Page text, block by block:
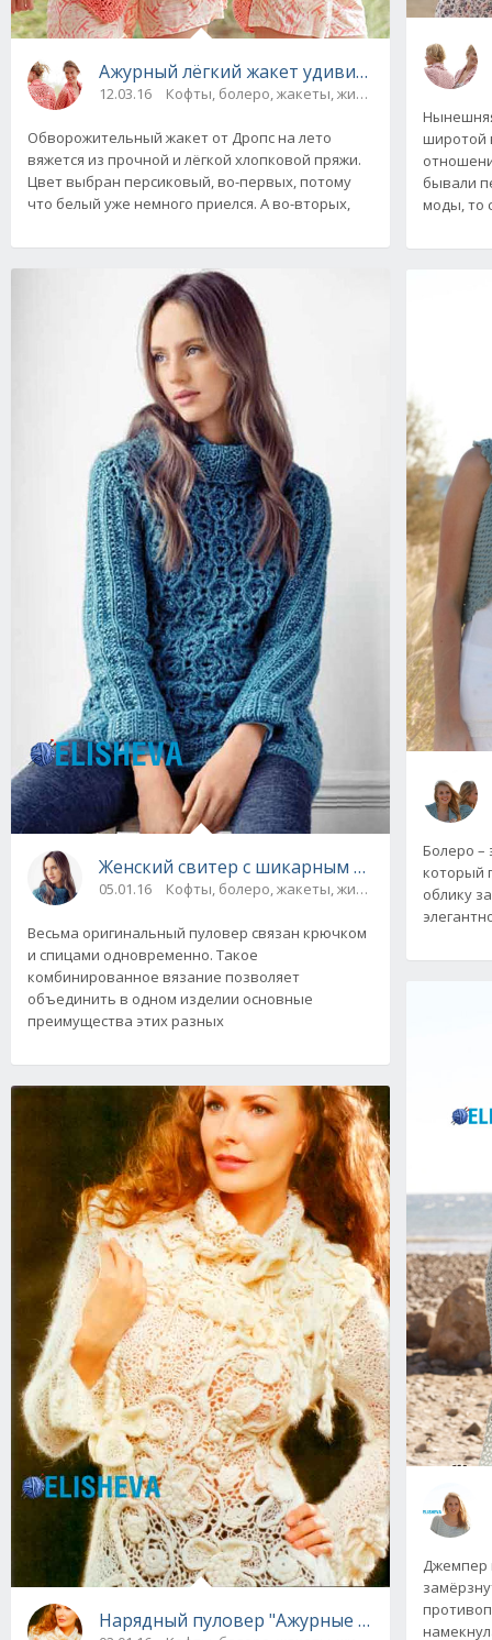
Ажурный лёгкий жакет удивительной
12.03.16 Кофты, болеро, жакеты, жилеты
Обворожительный жакет от Дропс на лето
вяжется из прочной и лёгкой хлопковой пряжи.
Цвет выбран персиковый, во-первых, потому
что белый уже немного приелся. А во-вторых,
Женский свитер с шикарным узором
05.01.16 Кофты, болеро, жакеты, жилеты, пуловеры и
Весьма оригинальный пуловер связан крючком
и спицами одновременно. Такое
комбинированное вязание позволяет
объединить в одном изделии основные
преимущества этих разных
Нарядный пуловер "Ажурные мотивы"
широтой
бывали
моды, то
Болеро –
который
облику
Джемпер